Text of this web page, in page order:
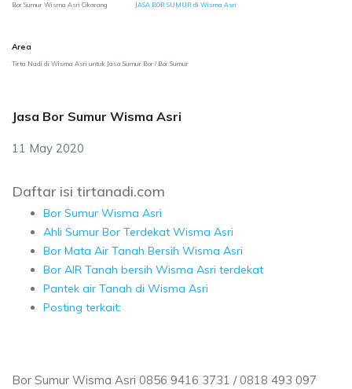
Bor Sumur Wisma Asri Cikarang JASA BOR SUMUR di Wisma Asri
Area
Tirta Nadi di Wisma Asri untuk Jasa Sumur Bor / Bor Sumur
Jasa Bor Sumur Wisma Asri
11 May 2020
Daftar isi tirtanadi.com
Bor Sumur Wisma Asri
Ahli Sumur Bor Terdekat Wisma Asri
Bor Mata Air Tanah Bersih Wisma Asri
Bor AIR Tanah bersih Wisma Asri terdekat
Pantek air Tanah di Wisma Asri
Posting terkait:
Bor Sumur Wisma Asri 0856 9416 3731 / 0818 493 097